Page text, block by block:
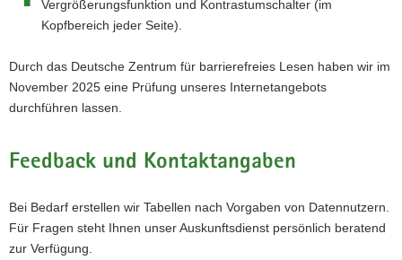
Vergrößerungsfunktion und Kontrastumschalter (im
Kopfbereich jeder Seite).
Durch das Deutsche Zentrum für barrierefreies Lesen haben wir im
November 2025 eine Prüfung unseres Internetangebots
durchführen lassen.
Feedback und Kontaktangaben
Bei Bedarf erstellen wir Tabellen nach Vorgaben von Datennutzern.
Für Fragen steht Ihnen unser Auskunftsdienst persönlich beratend
zur Verfügung.